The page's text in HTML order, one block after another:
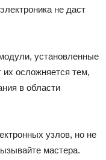
не даст
установленные
их осложняется тем,
в области
узлов, но не
мастера.